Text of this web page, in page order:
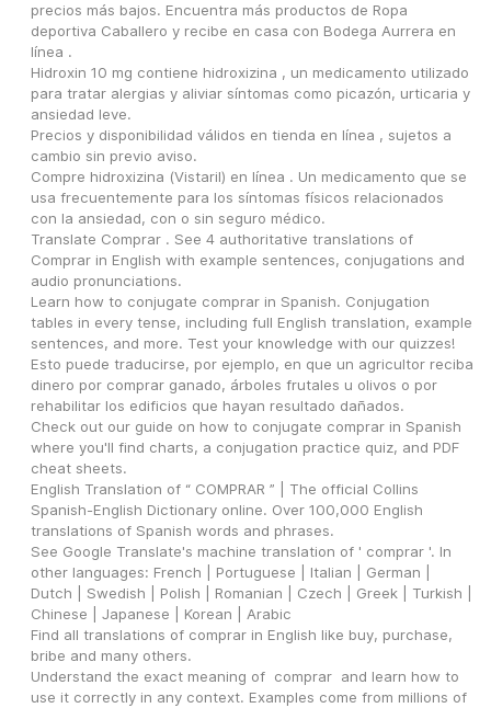
precios más bajos. Encuentra más productos de Ropa
deportiva Caballero y recibe en casa con Bodega Aurrera en
línea .
Hidroxin 10 mg contiene hidroxizina , un medicamento utilizado
para tratar alergias y aliviar síntomas como picazón, urticaria y
ansiedad leve.
Precios y disponibilidad válidos en tienda en línea , sujetos a
cambio sin previo aviso.
Compre hidroxizina (Vistaril) en línea . Un medicamento que se
usa frecuentemente para los síntomas físicos relacionados
con la ansiedad, con o sin seguro médico.
Translate Comprar . See 4 authoritative translations of
Comprar in English with example sentences, conjugations and
audio pronunciations.
Learn how to conjugate comprar in Spanish. Conjugation
tables in every tense, including full English translation, example
sentences, and more. Test your knowledge with our quizzes!
Esto puede traducirse, por ejemplo, en que un agricultor reciba
dinero por comprar ganado, árboles frutales u olivos o por
rehabilitar los edificios que hayan resultado dañados.
Check out our guide on how to conjugate comprar in Spanish
where you'll find charts, a conjugation practice quiz, and PDF
cheat sheets.
English Translation of “ COMPRAR ” | The official Collins
Spanish-English Dictionary online. Over 100,000 English
translations of Spanish words and phrases.
See Google Translate's machine translation of ' comprar '. In
other languages: French | Portuguese | Italian | German |
Dutch | Swedish | Polish | Romanian | Czech | Greek | Turkish |
Chinese | Japanese | Korean | Arabic
Find all translations of comprar in English like buy, purchase,
bribe and many others.
Understand the exact meaning of  comprar  and learn how to
use it correctly in any context. Examples come from millions of